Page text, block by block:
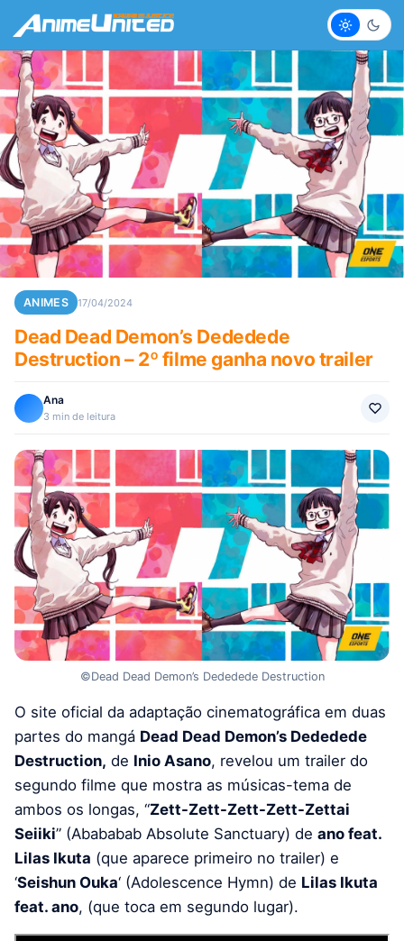
Claro
ANIMES 17/04/2024
Dead Dead Demon’s Dededede
Destruction – 2º filme ganha novo trailer
Ana
3 min de leitura
©Dead Dead Demon’s Dededede Destruction
O site oficial da adaptação cinematográfica em duas
partes do mangá Dead Dead Demon’s Dededede
Destruction, de Inio Asano, revelou um trailer do
segundo filme que mostra as músicas-tema de
ambos os longas, “Zett-Zett-Zett-Zett-Zettai
Seiiki” (Abababab Absolute Sanctuary) de ano feat.
Lilas Ikuta (que aparece primeiro no trailer) e
‘Seishun Ouka‘ (Adolescence Hymn) de Lilas Ikuta
feat. ano, (que toca em segundo lugar).